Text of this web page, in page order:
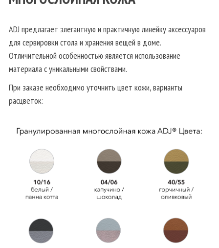
ADJ предлагает элегантную и практичную линейку аксессуаров
для сервировки стола и хранения вещей в доме.
Отличительной особенностью является использование
материала с уникальными свойствами.
При заказе необходимо уточнить цвет кожи, варианты
расцветок: